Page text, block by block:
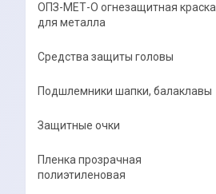
ОПЗ-МЕТ-О огнезащитная краска
для металла
Средства защиты головы
Подшлемники шапки, балаклавы
Защитные очки
Пленка прозрачная
полиэтиленовая